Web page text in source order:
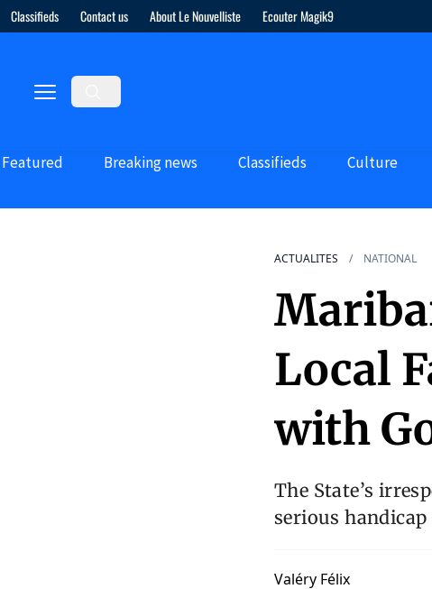
Classifieds Contact us About Le Nouvelliste Ecouter Magik9
Featured Breaking news Classifieds Culture
ACTUALITES NATIONAL
Local
with
The State’s
serious
Valéry Félix